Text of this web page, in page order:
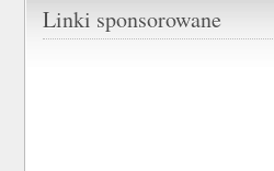
Linki sponsorowane